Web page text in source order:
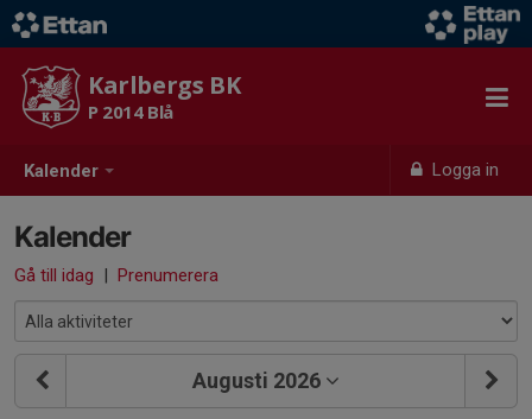
Kalender Logga in
Karlbergs BK
P 2014 Blå
Kalender
Gå till idag | Prenumerera
Augusti 2026